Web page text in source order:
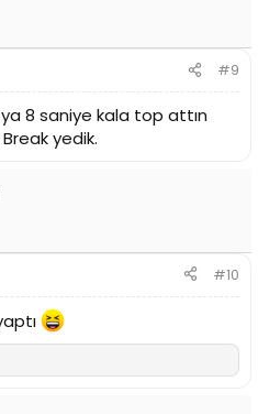
#9
8 saniye kala top attın
yedik.
#10